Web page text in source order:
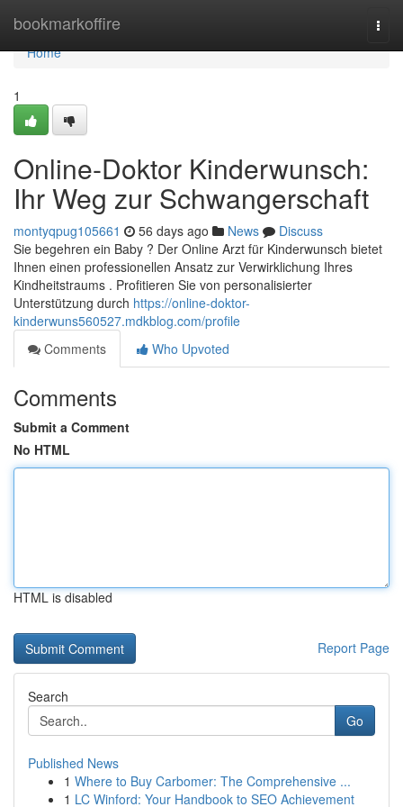
bookmarkoffire
Home
Home
1
Online-Doktor Kinderwunsch:
Ihr Weg zur Schwangerschaft
montyqpug105661 56 days ago News
Discuss
Sie begehren ein Baby ? Der Online Arzt für Kinderwunsch bietet
Ihnen einen professionellen Ansatz zur Verwirklichung Ihres
Kindheitstraums . Profitieren Sie von personalisierter
Unterstützung durch https://online-doktor-
kinderwuns560527.mdkblog.com/profile
Comments
Who Upvoted
Comments
Submit a Comment
No HTML
HTML is disabled
Report Page
Search
Go
Published News
1 Where to Buy Carbomer: The Comprehensive ...
1 LC Winford: Your Handbook to SEO Achievement